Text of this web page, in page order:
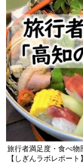
旅行者満足度・食べ物
【しぎんラボレポート】